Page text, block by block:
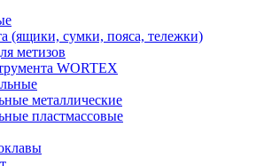
(ящики, сумки, пояса, тележки)
метизов
WORTEX
металлические
пластмассовые